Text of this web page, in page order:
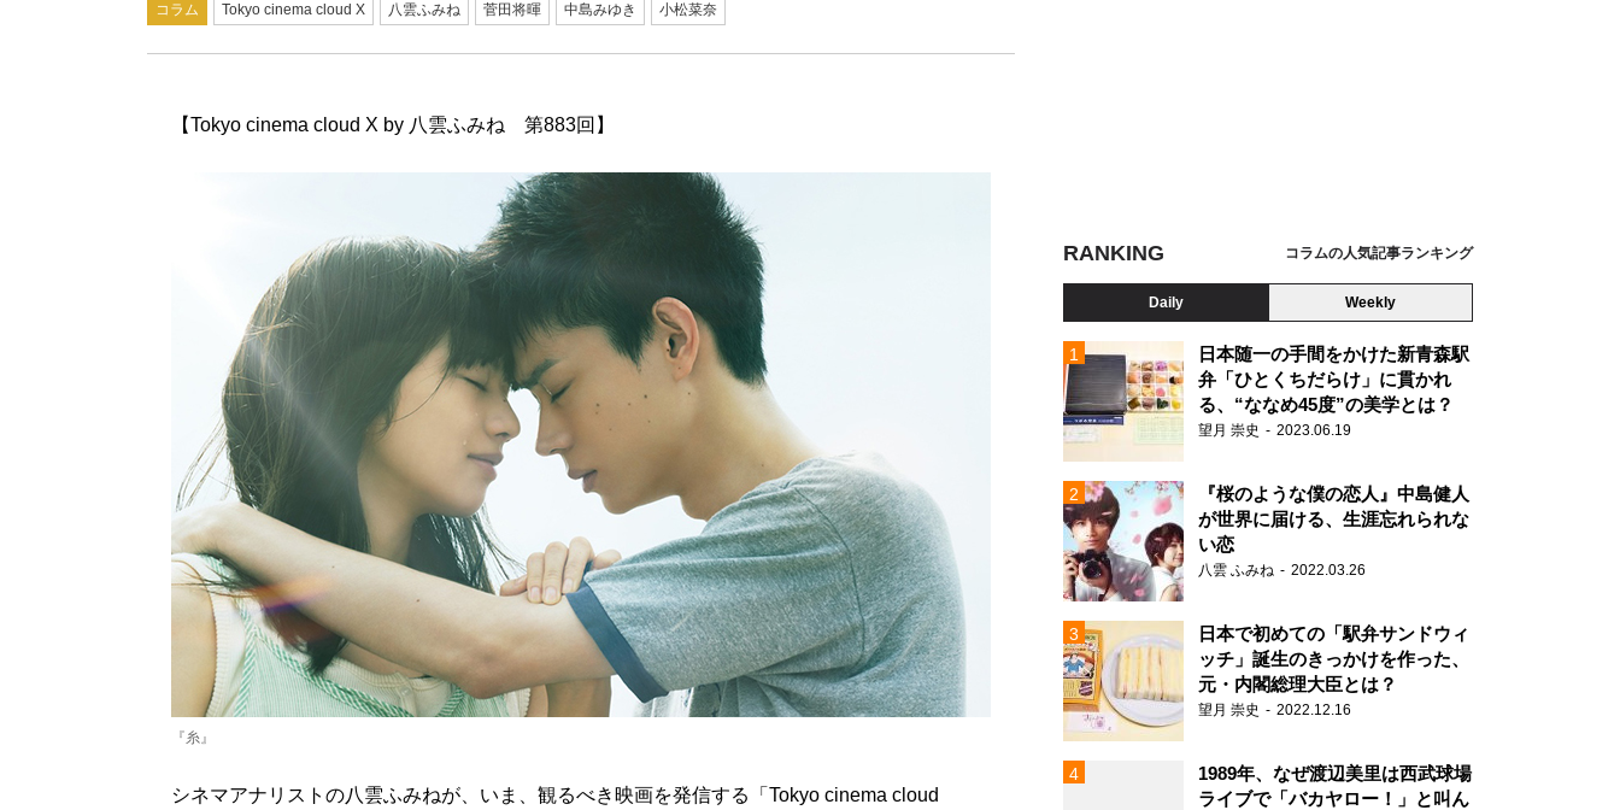
コラム Tokyo cinema cloud X 八雲ふみね 菅田将暉 中島みゆき 小松菜奈
【Tokyo cinema cloud X by 八雲ふみね 第883回】
『糸』
シネマアナリストの八雲ふみねが、いま、観るべき映画を発信する「Tokyo cinema cloud
RANKING コラムの人気記事ランキング
Daily Weekly
日本随一の手間をかけた新青森駅
弁「ひとくちだらけ」に貫かれ
る、“ななめ45度”の美学とは？
望月 崇史 2023.06.19
『桜のような僕の恋人』中島健人
が世界に届ける、生涯忘れられな
い恋
八雲 ふみね 2022.03.26
日本で初めての「駅弁サンドウィ
ッチ」誕生のきっかけを作った、
元・内閣総理大臣とは？
望月 崇史 2022.12.16
1989年、なぜ渡辺美里は西武球場
ライブで「バカヤロー！」と叫ん